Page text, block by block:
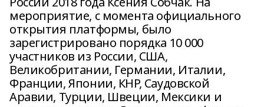
мероприятие, с момента официального
открытия платформы, было
зарегистрировано порядка 10 000
участников из России, США,
Великобритании, Германии, Италии,
Франции, Японии, КНР, Саудовской
Аравии, Турции, Швеции, Мексики и